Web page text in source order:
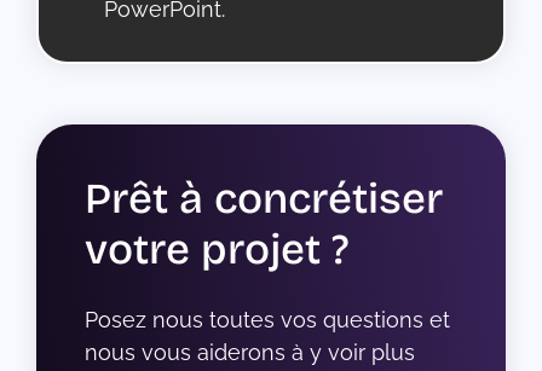
PowerPoint.
Prêt à concrétiser
votre projet ?
Posez nous toutes vos questions et
nous vous aiderons à y voir plus